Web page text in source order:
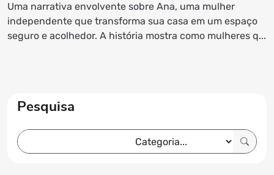
Uma narrativa envolvente sobre Ana, uma mulher
independente que transforma sua casa em um espaço
seguro e acolhedor. A história mostra como mulheres q...
Pesquisa